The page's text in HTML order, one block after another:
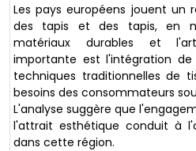
Les pays européens jouent un
des tapis et des tapis, en
matériaux durables et
importante est l'intégration
techniques traditionnelles de
besoins des consommateurs
L'analyse suggère que
l'attrait esthétique conduit à
dans cette région.